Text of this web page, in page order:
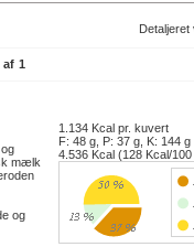
Detaljeret
af 1
mælk
og
1.134 Kcal pr. kuvert
F: 48 g, P: 37 g, K: 144 g
4.536 Kcal (128 Kcal/100